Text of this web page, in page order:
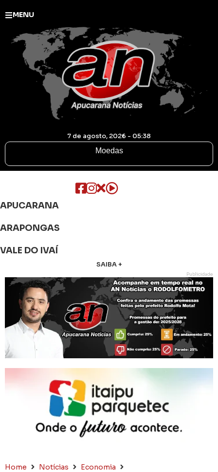
MENU
7 de agosto, 2026 - 05:38
Moedas
APUCARANA
ARAPONGAS
VALE DO IVAÍ
SAIBA +
Publicidade
Home Notícias
Economia